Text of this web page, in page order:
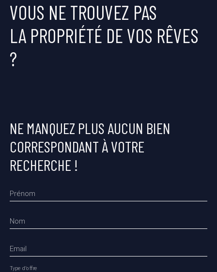
VOUS NE TROUVEZ PAS
LA PROPRIÉTÉ DE VOS RÊVES
?
NE MANQUEZ PLUS AUCUN BIEN
CORRESPONDANT À VOTRE
RECHERCHE !
Prénom
Nom
Email
Type d'offre